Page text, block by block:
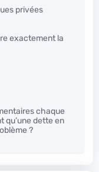
privées
exactement la
chaque
qu’une dette en
?